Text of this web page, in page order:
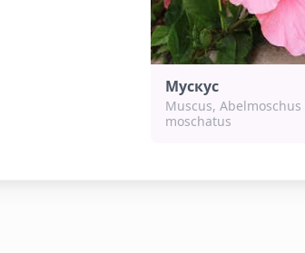
Мускус
Muscus, Abelmoschus
moschatus